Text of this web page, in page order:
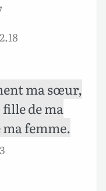
ma sœur,
de ma
ma femme.